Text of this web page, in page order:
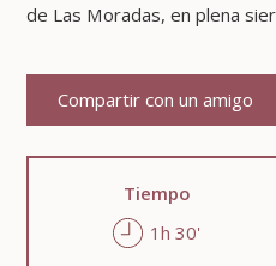
de Las Moradas, en plena
Compartir con un amigo
Tiempo
1h 30'